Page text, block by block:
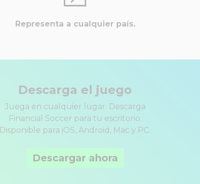
Representa a cualquier país.
Descarga el juego
Juega en cualquier lugar. Descarga
Financial Soccer para tu escritorio.
Disponible para iOS, Android, Mac y PC.
Descargar ahora